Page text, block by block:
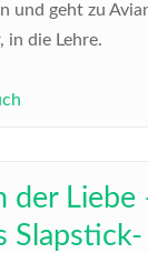
und geht zu
in die Lehre.
der Liebe
Slapstick-